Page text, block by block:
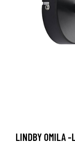
LINDBY OMILA -